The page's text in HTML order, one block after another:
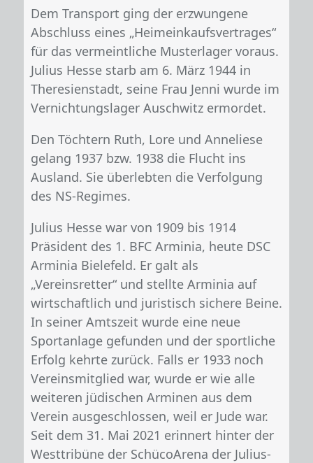
Dem Transport ging der erzwungene
Abschluss eines „Heimeinkaufsvertrages“
für das vermeintliche Musterlager voraus.
Julius Hesse starb am 6. März 1944 in
Theresienstadt, seine Frau Jenni wurde im
Vernichtungslager Auschwitz ermordet.
Den Töchtern Ruth, Lore und Anneliese
gelang 1937 bzw. 1938 die Flucht ins
Ausland. Sie überlebten die Verfolgung
des NS-Regimes.
Julius Hesse war von 1909 bis 1914
Präsident des 1. BFC Arminia, heute DSC
Arminia Bielefeld. Er galt als
„Vereinsretter“ und stellte Arminia auf
wirtschaftlich und juristisch sichere Beine.
In seiner Amtszeit wurde eine neue
Sportanlage gefunden und der sportliche
Erfolg kehrte zurück. Falls er 1933 noch
Vereinsmitglied war, wurde er wie alle
weiteren jüdischen Arminen aus dem
Verein ausgeschlossen, weil er Jude war.
Seit dem 31. Mai 2021 erinnert hinter der
Westtribüne der SchücoArena der Julius-